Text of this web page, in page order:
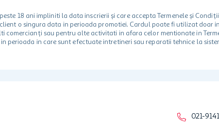
18 ani impliniti la data inscrierii și care accepta Termenele și
o singura data in perioada promotiei. Cardul poate fi utilizat doar
sau pentru alte activitati in afara celor mentionate in
perioada in care sunt efectuate intretineri sau reparatii tehnice la
021-9141